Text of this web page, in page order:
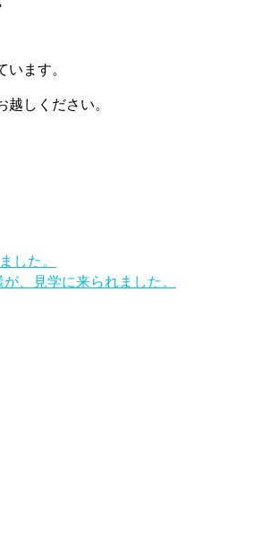
ます。
しください。
した。
、見学に来られました。